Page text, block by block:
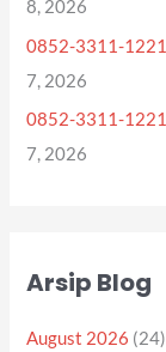
8, 2026
0852-3311-
7, 2026
0852-3311-
7, 2026
Arsip Blog
August 2026 (24)